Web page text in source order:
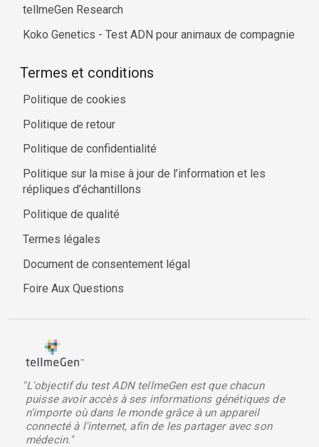
tellmeGen Research
Koko Genetics - Test ADN pour animaux de compagnie
Termes et conditions
Politique de cookies
Politique de retour
Politique de confidentialité
Politique sur la mise à jour de l’information et les
répliques d’échantillons
Politique de qualité
Termes légales
Document de consentement légal
Foire Aux Questions
"L'objectif du test ADN tellmeGen est que chacun
puisse avoir accès à ses informations génétiques de
n'importe où dans le monde grâce à un appareil
connecté à l'internet, afin de les partager avec son
médecin."